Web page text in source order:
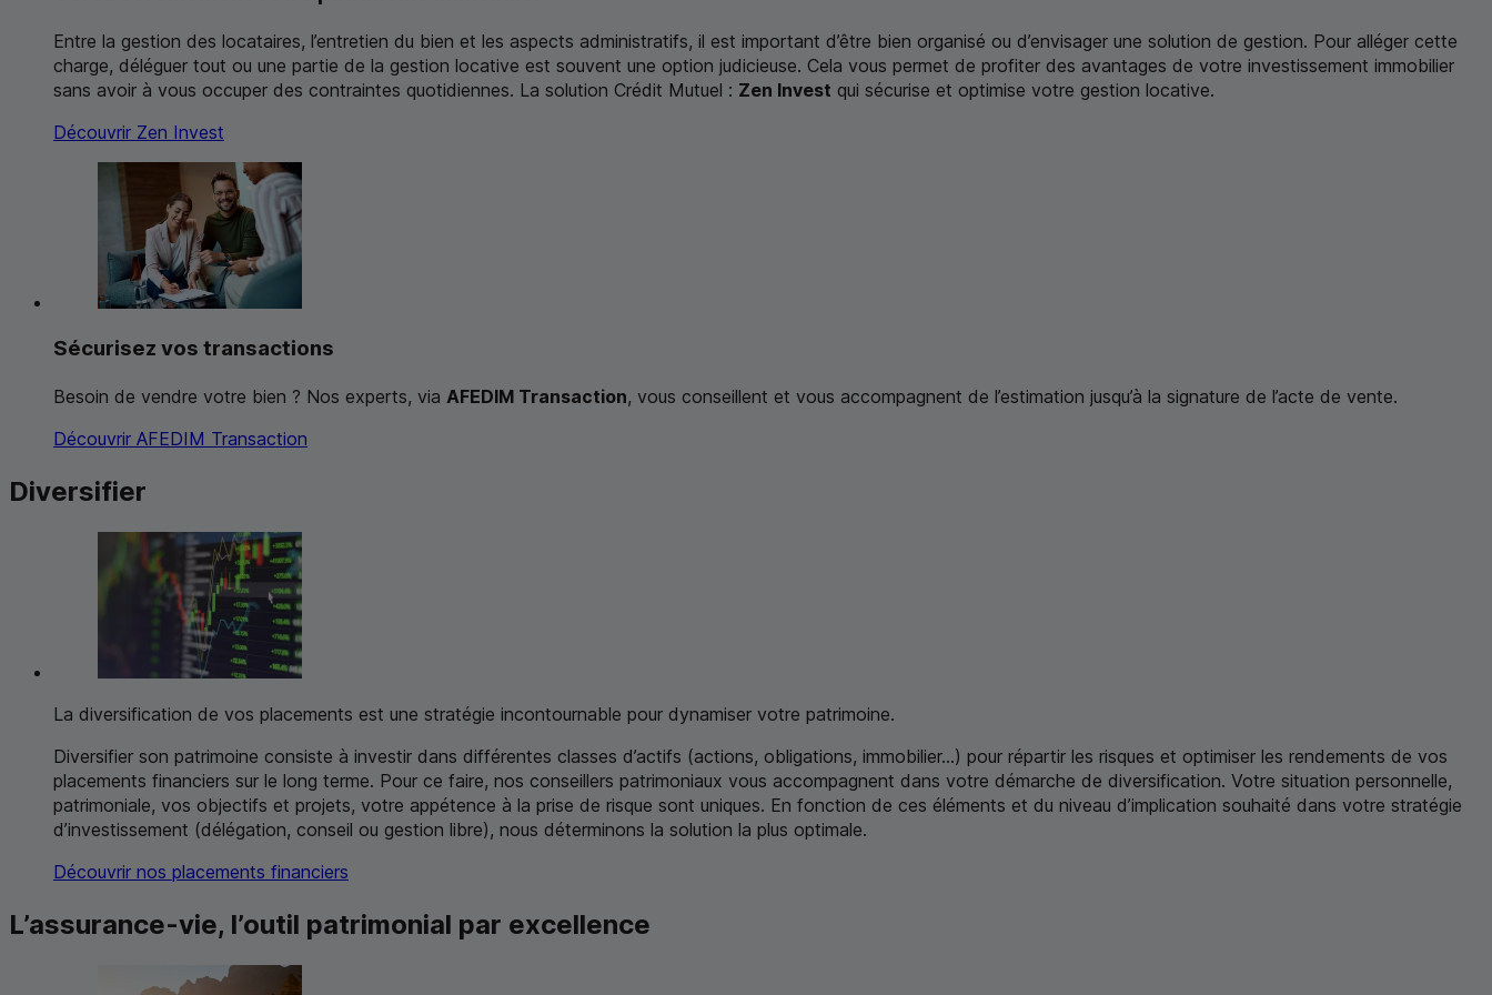
Entre la gestion des locataires, l’entretien du bien et les aspects administratifs, il est important d’être bien organisé ou d’envisager une solution de gestion. Pour alléger cette
charge, déléguer tout ou une partie de la gestion locative est souvent une option judicieuse. Cela vous permet de profiter des avantages de votre investissement immobilier
sans avoir à vous occuper des contraintes quotidiennes. La solution Crédit Mutuel : Zen Invest qui sécurise et optimise votre gestion locative.
Découvrir Zen Invest
Sécurisez vos transactions
Besoin de vendre votre bien ? Nos experts, via AFEDIM Transaction, vous conseillent et vous accompagnent de l’estimation jusqu’à la signature de l’acte de vente.
Découvrir AFEDIM Transaction
Diversifier
La diversification de vos placements est une stratégie incontournable pour dynamiser votre patrimoine.
Diversifier son patrimoine consiste à investir dans différentes classes d’actifs (actions, obligations, immobilier...) pour répartir les risques et optimiser les rendements de vos
placements financiers sur le long terme. Pour ce faire, nos conseillers patrimoniaux vous accompagnent dans votre démarche de diversification. Votre situation personnelle,
patrimoniale, vos objectifs et projets, votre appétence à la prise de risque sont uniques. En fonction de ces éléments et du niveau d’implication souhaité dans votre stratégie
d’investissement (délégation, conseil ou gestion libre), nous déterminons la solution la plus optimale.
Découvrir nos placements financiers
L’assurance-vie, l’outil patrimonial par excellence